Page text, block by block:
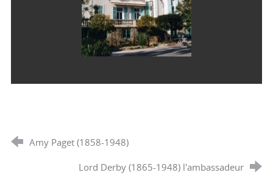
Amy Paget (1858-1948)
Lord Derby (1865-1948) l'ambassadeur